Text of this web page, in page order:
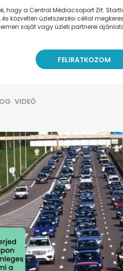
hogy a Central Médiacsoport Zrt.
közvetlen üzletszerzési céllal
saját vagy üzleti partnerei
VIDEÓ